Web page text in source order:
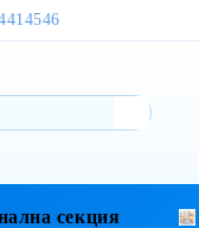
секция